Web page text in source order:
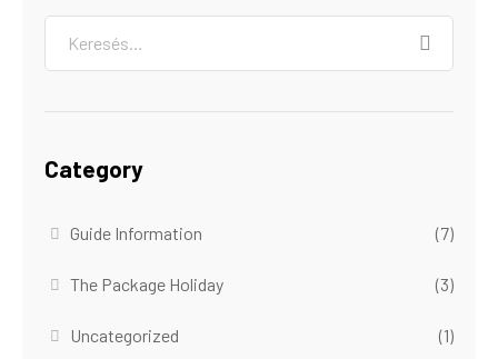
Category
Guide Information (7)
The Package Holiday (3)
Uncategorized (1)